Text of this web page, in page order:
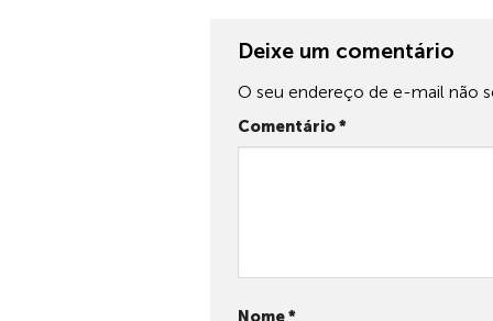
Deixe um comentário
O seu endereço de e-mail não
Comentário*
Nome*